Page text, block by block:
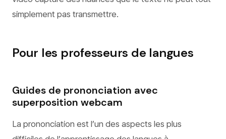
simplement pas transmettre.
Pour les professeurs de langues
Guides de prononciation avec
superposition webcam
La prononciation est l’un des aspects les plus